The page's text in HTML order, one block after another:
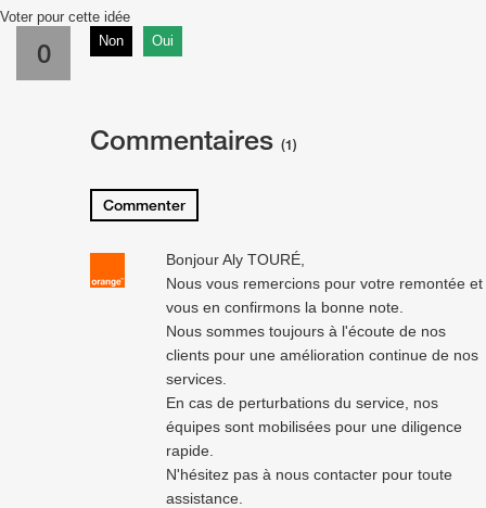
Voter pour cette idée
0 Non Oui
Commentaires (1)
Commenter
Bonjour Aly TOURÉ,
Nous vous remercions pour votre remontée et
vous en confirmons la bonne note.
Nous sommes toujours à l'écoute de nos
clients pour une amélioration continue de nos
services.
En cas de perturbations du service, nos
équipes sont mobilisées pour une diligence
rapide.
N'hésitez pas à nous contacter pour toute
assistance.